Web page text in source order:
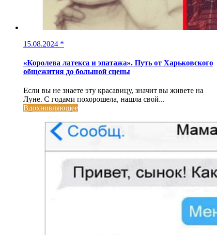
15.08.2024 *
«Королева латекса и эпатажа». Путь от Харьковского
общежития до большой сцены
Если вы не знаете эту красавицу, значит вы живете на
Луне. С годами похорошела, нашла свой...
Вдохновляющее